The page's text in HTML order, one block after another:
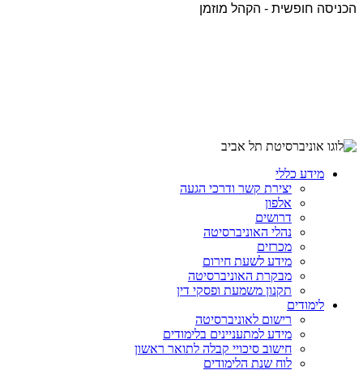
הכניסה חופשית - הקהל מוזמן
מידע כללי
יצירת קשר ודרכי הגעה
אלפון
דרושים
נהלי האוניברסיטה
מכרזים
מידע לשעת חירום
מבקרת האוניברסיטה
תקנון משמעת ופסקי דין
לימודים
רישום לאוניברסיטה
מידע למתעניינים בלימודים
חישוב סיכויי קבלה לתואר ראשון
לוח שנת הלימודים